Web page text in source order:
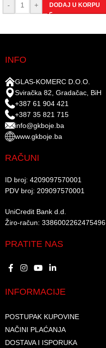
-
+ DODAJ U KORPU
INFO
GLAS-KOMERC D.O.O.
Sviračka 82, Gradačac, BiH
+387 61 904 421
+387 35 821 715
info@gkboje.ba
www.gkboje.ba
RAČUNI
ID broj: 4209097570001​
PDV broj: 209097570001 ​
UniCredit Bank d.d.​
Žiro-račun: 3386002262475496​​
PRATITE NAS
INFORMACIJE
POSTUPAK KUPOVINE
NAČINI PLAĆANJA
DOSTAVA I ISPORUKA